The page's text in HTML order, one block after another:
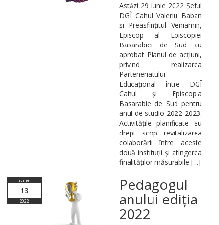
Astăzi 29 iunie 2022 Șeful
DGÎ Cahul Valeriu Baban
și Preasfințitul Veniamin,
Episcop al Episcopiei
Basarabiei de Sud au
aprobat Planul de acțiuni,
privind realizarea
Parteneriatului
Educațional între DGÎ
Cahul și Episcopia
Basarabie de Sud pentru
anul de studio 2022-2023.
Activitățile planificate au
drept scop revitalizarea
colaborării între aceste
două instituții și atingerea
finalităților măsurabile […]
iunie
13
2022
Pedagogul
anului ediția
2022